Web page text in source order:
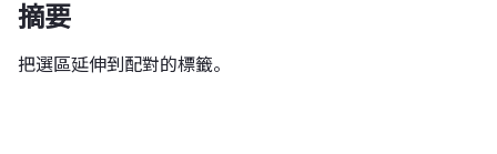
摘要
把選區延伸到配對的標籤。